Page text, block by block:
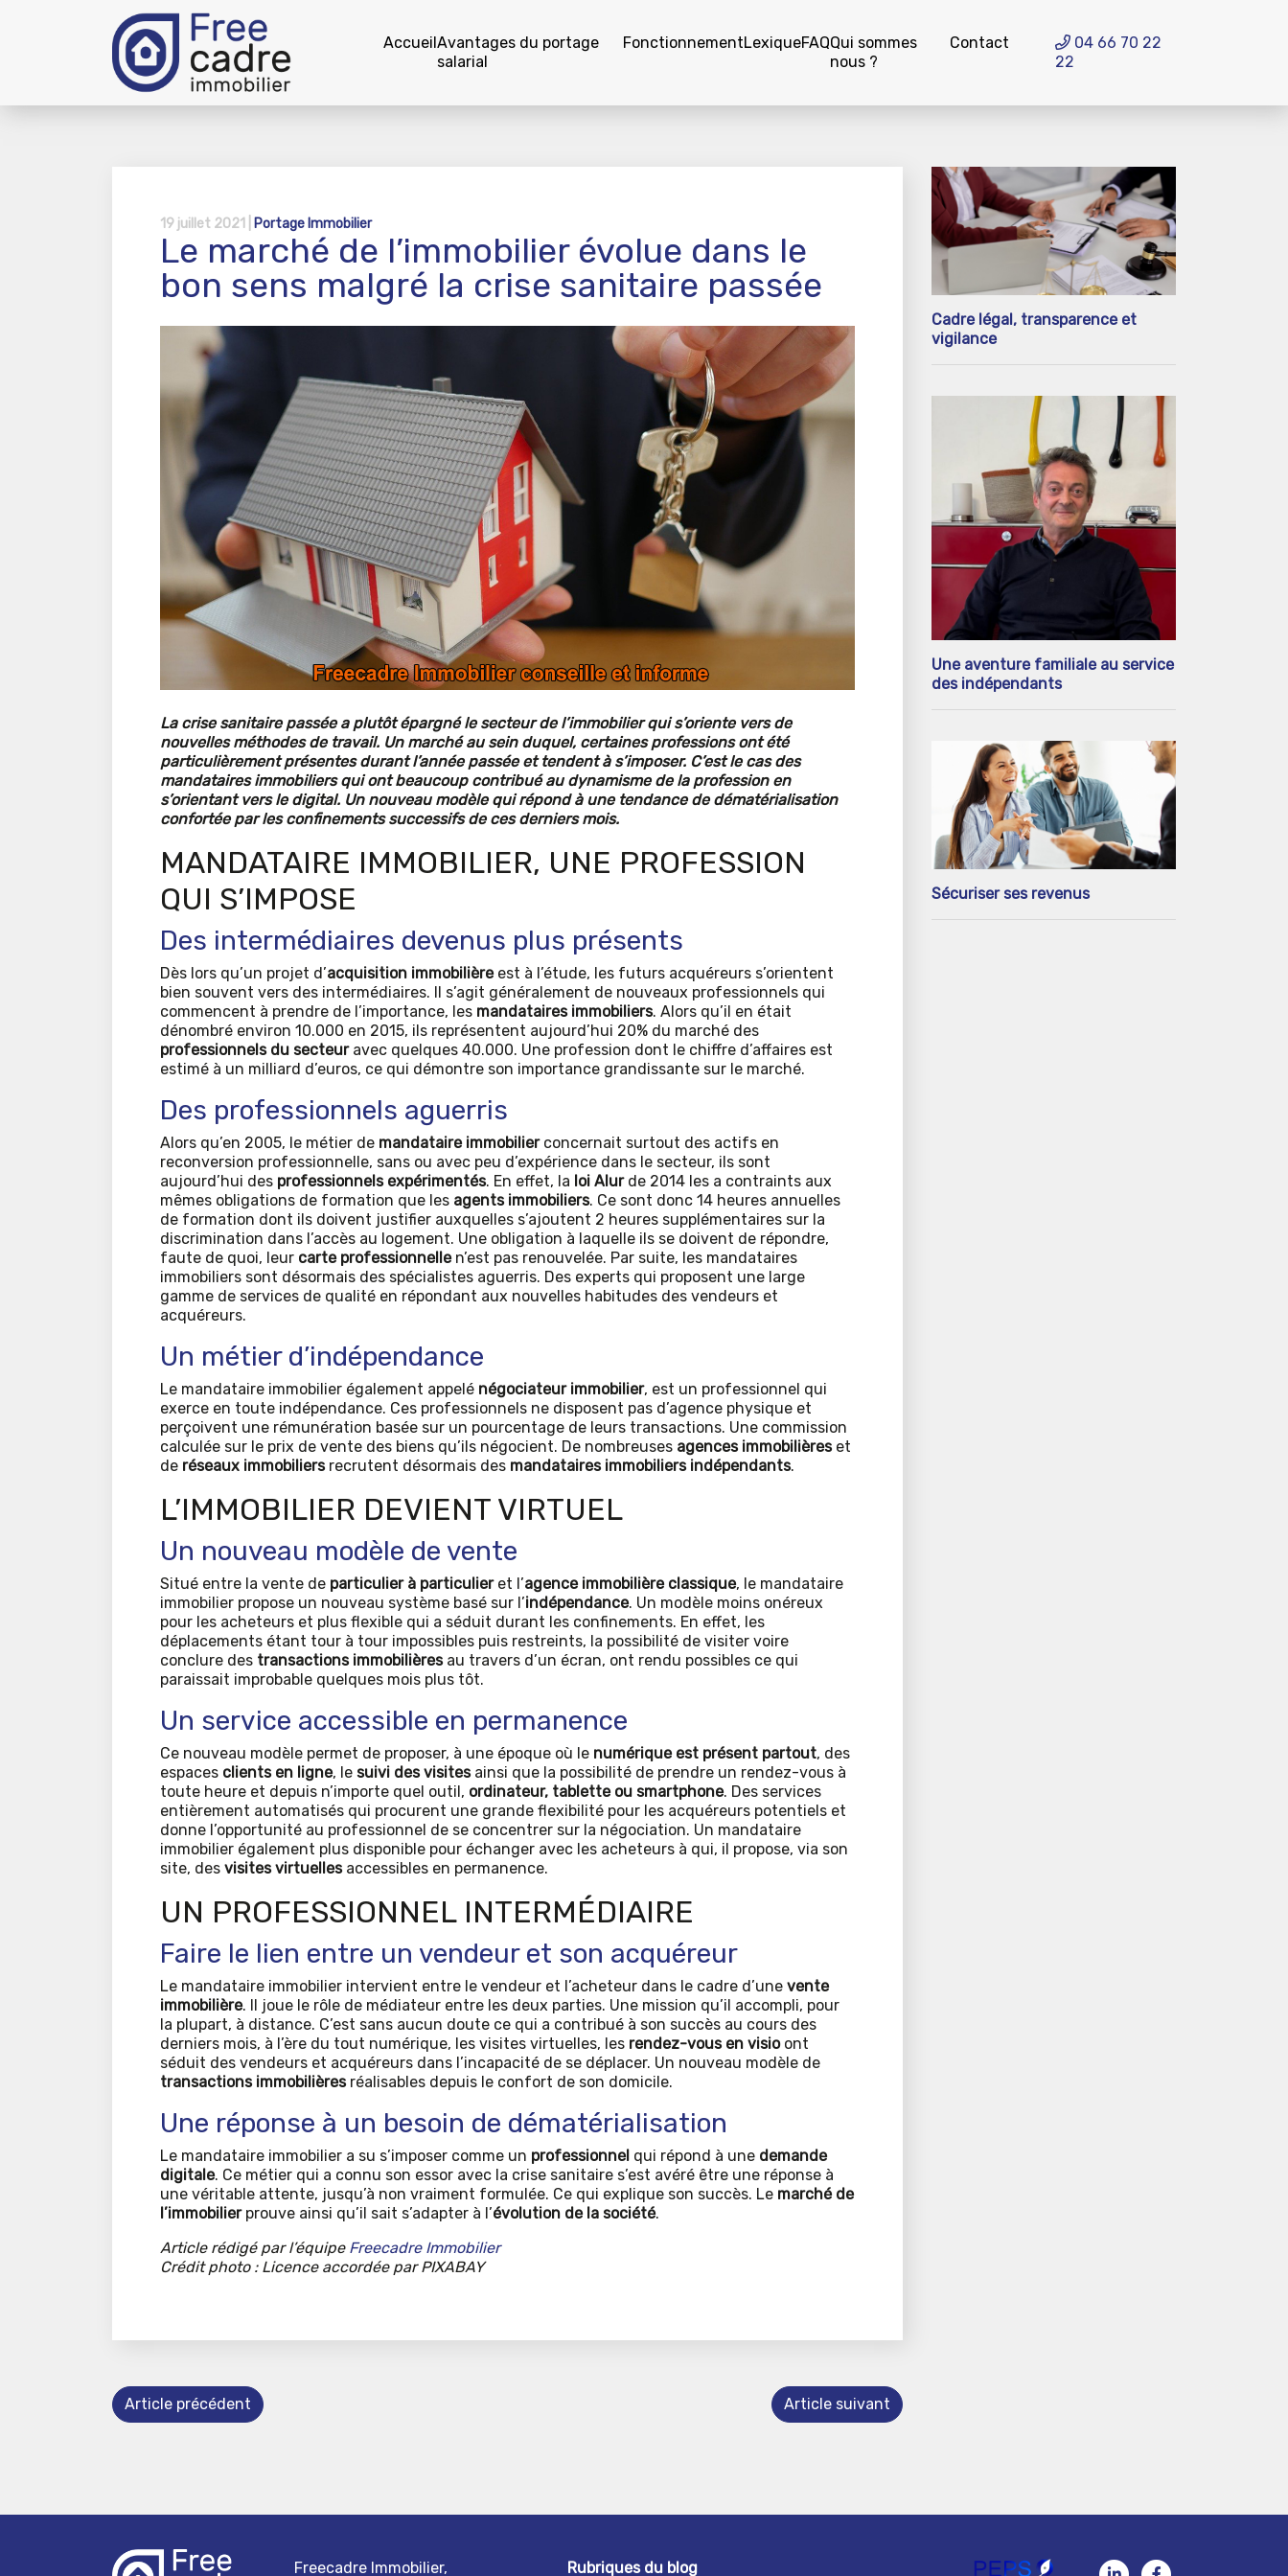
AccueilAvantages du portage
salarial
FonctionnementLexiqueFAQQui sommes
nous ?
Contact
04 66 70 22
22
19 juillet 2021 | Portage Immobilier
Le marché de l’immobilier évolue dans le
bon sens malgré la crise sanitaire passée
La crise sanitaire passée a plutôt épargné le secteur de l’immobilier qui s’oriente vers de
nouvelles méthodes de travail. Un marché au sein duquel, certaines professions ont été
particulièrement présentes durant l’année passée et tendent à s’imposer. C’est le cas des
mandataires immobiliers qui ont beaucoup contribué au dynamisme de la profession en
s’orientant vers le digital. Un nouveau modèle qui répond à une tendance de dématérialisation
confortée par les confinements successifs de ces derniers mois.
MANDATAIRE IMMOBILIER, UNE PROFESSION
QUI S’IMPOSE
Des intermédiaires devenus plus présents
Dès lors qu’un projet d’acquisition immobilière est à l’étude, les futurs acquéreurs s’orientent
bien souvent vers des intermédiaires. Il s’agit généralement de nouveaux professionnels qui
commencent à prendre de l’importance, les mandataires immobiliers. Alors qu’il en était
dénombré environ 10.000 en 2015, ils représentent aujourd’hui 20% du marché des
professionnels du secteur avec quelques 40.000. Une profession dont le chiffre d’affaires est
estimé à un milliard d’euros, ce qui démontre son importance grandissante sur le marché.
Des professionnels aguerris
Alors qu’en 2005, le métier de mandataire immobilierconcernait surtout des actifs en
reconversion professionnelle, sans ou avec peu d’expérience dans le secteur, ils sont
aujourd’hui des professionnels expérimentés. En effet, la loi Alurde 2014 les a contraints aux
mêmes obligations de formation que les agents immobiliers. Ce sont donc 14 heures annuelles
de formation dont ils doivent justifier auxquelles s’ajoutent 2 heures supplémentaires sur la
discrimination dans l’accès au logement. Une obligation à laquelle ils se doivent de répondre,
faute de quoi, leur carte professionnellen’est pas renouvelée. Par suite, les mandataires
immobiliers sont désormais des spécialistes aguerris. Des experts qui proposent une large
gamme de services de qualité en répondant aux nouvelles habitudes des vendeurs et
acquéreurs.
Un métier d’indépendance
Le mandataire immobilier également appelé négociateur immobilier, est un professionnel qui
exerce en toute indépendance. Ces professionnels ne disposent pas d’agence physique et
perçoivent une rémunération basée sur un pourcentage de leurs transactions. Une commission
calculée sur le prix de vente des biens qu’ils négocient. De nombreuses agences immobilièreset
de réseaux immobiliersrecrutent désormais des mandataires immobiliers indépendants.
L’IMMOBILIER DEVIENT VIRTUEL
Un nouveau modèle de vente
Situé entre la vente de particulier à particulieret l’agence immobilière classique, le mandataire
immobilier propose un nouveau système basé sur l’indépendance. Un modèle moins onéreux
pour les acheteurs et plus flexible qui a séduit durant les confinements. En effet, les
déplacements étant tour à tour impossibles puis restreints, la possibilité de visiter voire
conclure des transactions immobilièresau travers d’un écran, ont rendu possibles ce qui
paraissait improbable quelques mois plus tôt.
Un service accessible en permanence
Ce nouveau modèle permet de proposer, à une époque où le numérique est présent partout, des
espaces clients en ligne, le suivi des visitesainsi que la possibilité de prendre un rendez-vous à
toute heure et depuis n’importe quel outil, ordinateur, tablette ou smartphone. Des services
entièrement automatisés qui procurent une grande flexibilité pour les acquéreurs potentiels et
donne l’opportunité au professionnel de se concentrer sur la négociation. Un mandataire
immobilier également plus disponible pour échanger avec les acheteurs à qui, il propose, via son
site, des visites virtuellesaccessibles en permanence.
UN PROFESSIONNEL INTERMÉDIAIRE
Faire le lien entre un vendeur et son acquéreur
Le mandataire immobilier intervient entre le vendeur et l’acheteur dans le cadre d’une vente
immobilière. Il joue le rôle de médiateur entre les deux parties. Une mission qu’il accompli, pour
la plupart, à distance. C’est sans aucun doute ce qui a contribué à son succès au cours des
derniers mois, à l’ère du tout numérique, les visites virtuelles, les rendez-vous en visioont
séduit des vendeurs et acquéreurs dans l’incapacité de se déplacer. Un nouveau modèle de
transactions immobilièresréalisables depuis le confort de son domicile.
Une réponse à un besoin de dématérialisation
Le mandataire immobilier a su s’imposer comme un professionnel qui répond à une demande
digitale. Ce métier qui a connu son essor avec la crise sanitaire s’est avéré être une réponse à
une véritable attente, jusqu’à non vraiment formulée. Ce qui explique son succès. Le marché de
l’immobilierprouve ainsi qu’il sait s’adapter à l’évolution de la société.
Article rédigé par l’équipe Freecadre Immobilier
Crédit photo : Licence accordée par PIXABAY
Article précédent Article suivant
Cadre légal, transparence et
vigilance
Une aventure familiale au service
des indépendants
Sécuriser ses revenus
Freecadre Immobilier, Rubriques du blog